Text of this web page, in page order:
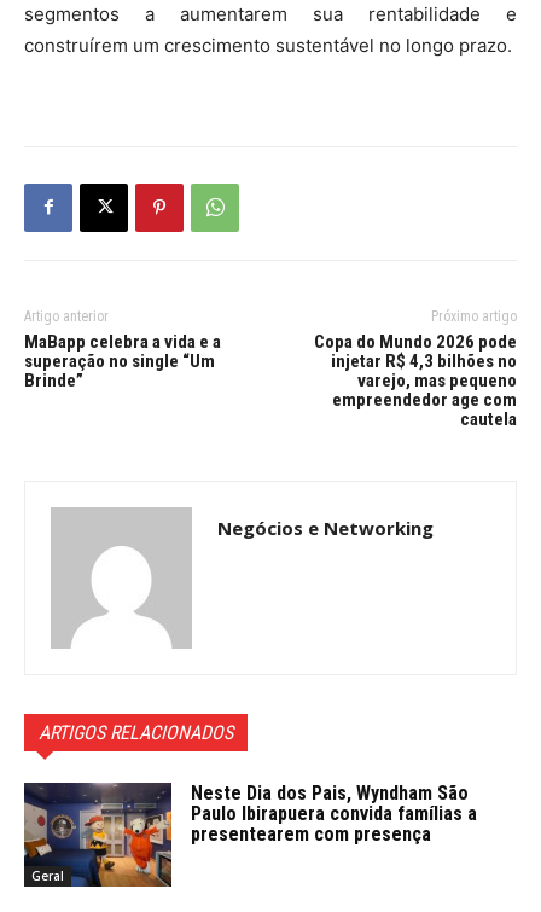
segmentos a aumentarem sua rentabilidade e
construírem um crescimento sustentável no longo prazo.
Artigo anterior
MaBapp celebra a vida e a
superação no single “Um
Brinde”
Próximo artigo
Copa do Mundo 2026 pode
injetar R$ 4,3 bilhões no
varejo, mas pequeno
empreendedor age com
cautela
Negócios e Networking
ARTIGOS RELACIONADOS
Geral
Neste Dia dos Pais, Wyndham São
Paulo Ibirapuera convida famílias a
presentearem com presença